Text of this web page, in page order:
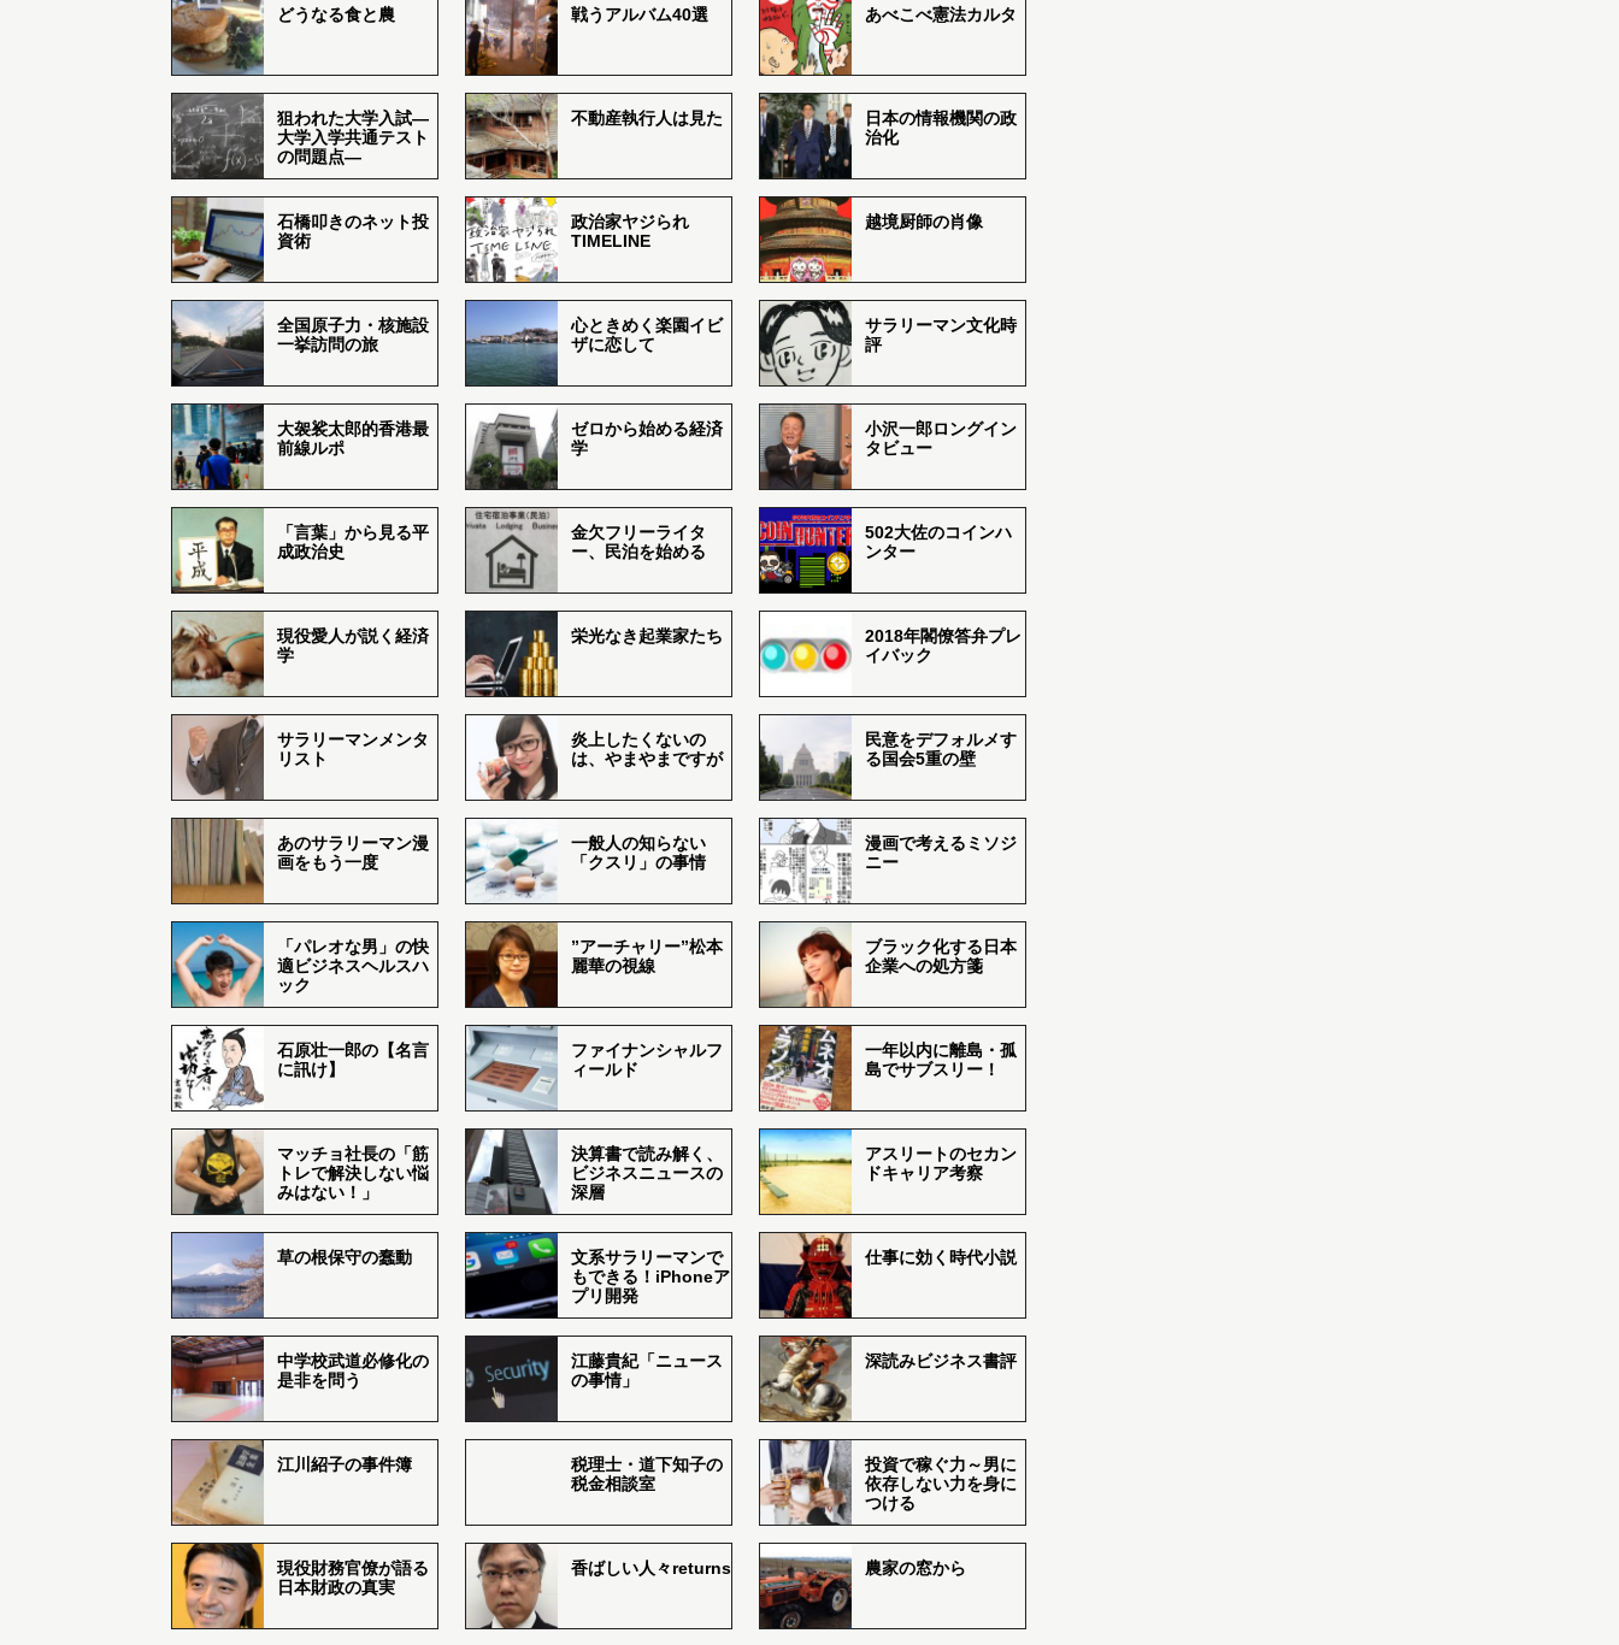
どうなる食と農 戦うアルバム40選 あべこべ憲法カルタ
狙われた大学入試―
大学入学共通テスト
の問題点―
不動産執行人は見た
日本の情報機関の政
治化
石橋叩きのネット投
資術
政治家ヤジられ
TIMELINE
越境厨師の肖像
全国原子力・核施設
一挙訪問の旅
心ときめく楽園イビ
ザに恋して
サラリーマン文化時
評
大袈裟太郎的香港最
前線ルポ
ゼロから始める経済
学
小沢一郎ロングイン
タビュー
「言葉」から見る平
成政治史
金欠フリーライタ
ー、民泊を始める
502大佐のコインハ
ンター
現役愛人が説く経済
学
栄光なき起業家たち
2018年閣僚答弁プレ
イバック
サラリーマンメンタ
リスト
炎上したくないの
は、やまやまですが
民意をデフォルメす
る国会5重の壁
あのサラリーマン漫
画をもう一度
一般人の知らない
「クスリ」の事情
漫画で考えるミソジ
ニー
「パレオな男」の快
適ビジネスヘルスハ
ック
”アーチャリー”松本
麗華の視線
ブラック化する日本
企業への処方箋
石原壮一郎の【名言
に訊け】
ファイナンシャルフ
ィールド
一年以内に離島・孤
島でサブスリー！
マッチョ社長の「筋
トレで解決しない悩
みはない！」
決算書で読み解く、
ビジネスニュースの
深層
アスリートのセカン
ドキャリア考察
草の根保守の蠢動
文系サラリーマンで
もできる！iPhoneア
プリ開発
仕事に効く時代小説
中学校武道必修化の
是非を問う
江藤貴紀「ニュース
の事情」
深読みビジネス書評
江川紹子の事件簿
税理士・道下知子の
税金相談室
投資で稼ぐ力～男に
依存しない力を身に
つける
現役財務官僚が語る
日本財政の真実
香ばしい人々returns 農家の窓から